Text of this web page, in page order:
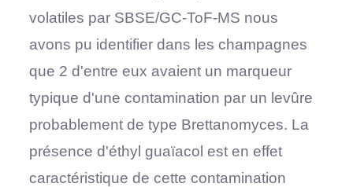
volatiles par SBSE/GC-ToF-MS nous
avons pu identifier dans les champagnes
que 2 d'entre eux avaient un marqueur
typique d'une contamination par un levûre
probablement de type Brettanomyces. La
présence d'éthyl guaïacol est en effet
caractéristique de cette contamination